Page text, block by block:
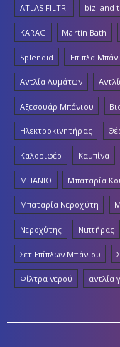
ATLAS FILTRI bizi and
KARAG Martin Bath
Splendid Έπιπλα
Αντλία Λυμάτων
Αξεσουάρ Μπάνιου
Ηλεκτροκινητήρας
Καλοριφέρ Καμπίνα
ΜΠΑΝΙΟ Μπαταρία
Μπαταρία Νεροχύτη
Νεροχύτης Νιπτήρας
Σετ Επίπλων Μπάνιου
Φίλτρα νερού αντλία